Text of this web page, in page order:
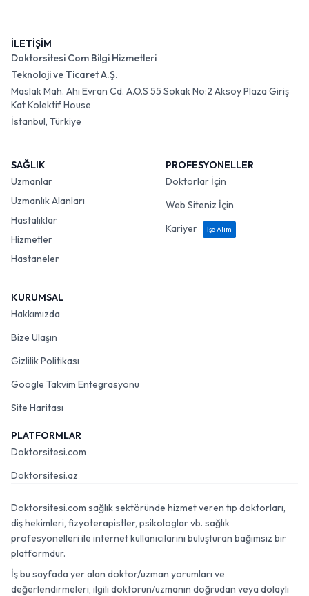
İLETİŞİM
Doktorsitesi Com Bilgi Hizmetleri
Teknoloji ve Ticaret A.Ş.
Maslak Mah. Ahi Evran Cd. A.O.S 55 Sokak No:2 Aksoy Plaza Giriş
Kat Kolektif House
İstanbul, Türkiye
SAĞLIK
Uzmanlar
Uzmanlık Alanları
Hastalıklar
Hizmetler
Hastaneler
PROFESYONELLER
Doktorlar İçin
Web Siteniz İçin
Kariyer
İşe Alım
KURUMSAL
Hakkımızda
Bize Ulaşın
Gizlilik Politikası
Google Takvim Entegrasyonu
Site Haritası
PLATFORMLAR
Doktorsitesi.com
Doktorsitesi.az
Doktorsitesi.com sağlık sektöründe hizmet veren tıp doktorları,
diş hekimleri, fizyoterapistler, psikologlar vb. sağlık
profesyonelleri ile internet kullanıcılarını buluşturan bağımsız bir
platformdur.
İş bu sayfada yer alan doktor/uzman yorumları ve
değerlendirmeleri, ilgili doktorun/uzmanın doğrudan veya dolaylı